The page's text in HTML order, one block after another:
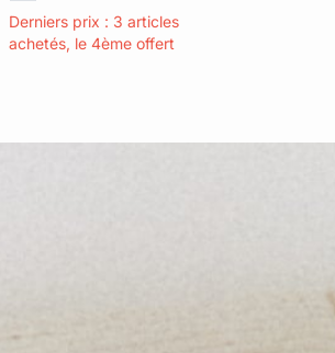
Derniers prix : 3 articles
achetés, le 4ème offert